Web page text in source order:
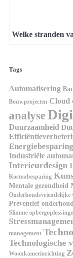
Welke stranden
Tags
Automatisering
Bouwprojecten Cloud
analyse
Duurzaamheid
Energiebesparing
Industriële
Interieurdesign
Kostenbesparing
Mentale gezondheid
Onderhoudsvriendelijke
Preventief onderhoud
Slimme
management
Technologische
Woonkamerinrichting